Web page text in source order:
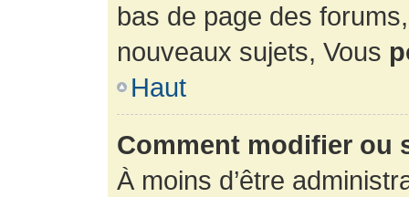
bas de page des
nouveaux sujets, Vous
Haut
Comment modifier ou
À moins d’être